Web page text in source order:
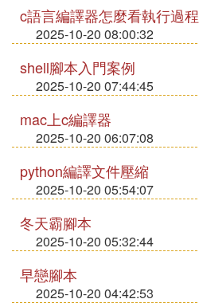
c語言編譯器怎麼看執行過程
2025-10-20 08:00:32
shell腳本入門案例
2025-10-20 07:44:45
mac上c編譯器
2025-10-20 06:07:08
python編譯文件壓縮
2025-10-20 05:54:07
冬天霸腳本
2025-10-20 05:32:44
早戀腳本
2025-10-20 04:42:53